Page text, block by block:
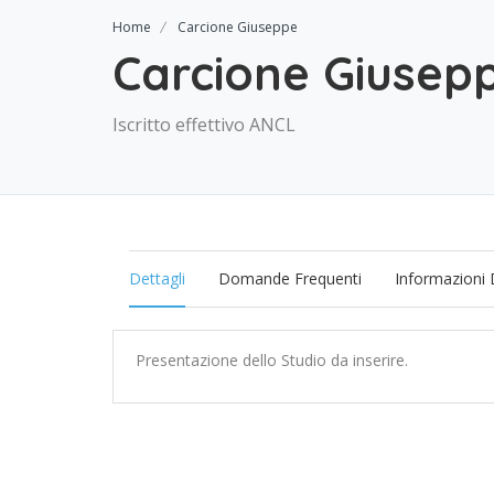
Home Carcione Giuseppe
Carcione
Iscritto effettivo ANCL
Dettagli Domande Frequenti Informazioni
Presentazione dello Studio da inserire.